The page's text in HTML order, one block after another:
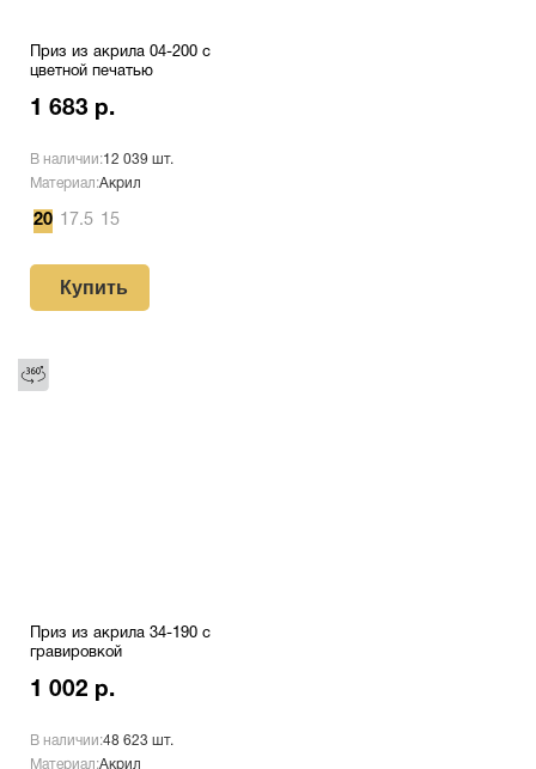
Приз из акрила 04-200 с
цветной печатью
1 683 р.
В наличии:12 039 шт.
Материал:Акрил
20 17.5 15
Купить
Приз из акрила 34-190 с
гравировкой
1 002 р.
В наличии:48 623 шт.
Материал:Акрил